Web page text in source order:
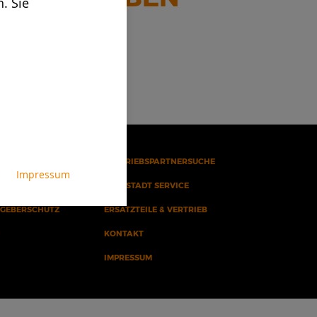
Impressum
VERTRIEBSPARTNERSUCHE
DOPPSTADT SERVICE
ERSATZTEILE & VERTRIEB
KONTAKT
IMPRESSUM